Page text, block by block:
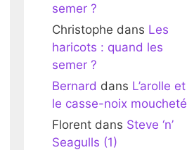
semer ?
Christophe dans Les
haricots : quand les
semer ?
Bernard dans L’arolle et
le casse-noix moucheté
Florent dans Steve ‘n’
Seagulls (1)